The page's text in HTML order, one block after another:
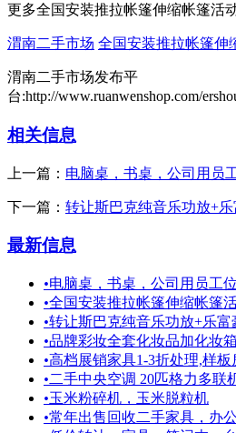
更多全国安装推拉帐篷伸缩帐篷活
渭南二手市场 全国安装推拉帐篷伸
渭南二手市场发布平
台:http://www.ruanwenshop.com/
相关信息
上一篇： 电脑桌，书桌，公司用员
下一篇： 转让斯巴克纯音乐功放+
最新信息
•电脑桌，书桌，公司用员工
•全国安装推拉帐篷伸缩帐篷
•转让斯巴克纯音乐功放+乐富
•品牌彩妆全套化妆品加化妆
•高档展销家具1-3折处理,样板
•二手中央空调 20匹格力多联
•玉米粉碎机，玉米脱粒机
•常年出售回收二手家具，办